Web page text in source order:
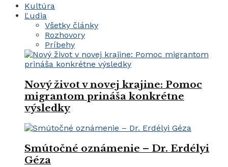
Kultúra
Ľudia
Všetky články
Rozhovory
Príbehy
Nový život v novej krajine: Pomoc
migrantom prináša konkrétne
výsledky
Smútočné oznámenie – Dr. Erdélyi
Géza